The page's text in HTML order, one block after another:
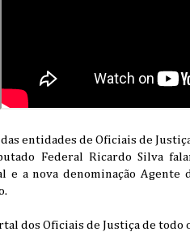
entidades de Oficiais de
Federal Ricardo Silva
e a nova denominação
dos Oficiais de Justiça de todo